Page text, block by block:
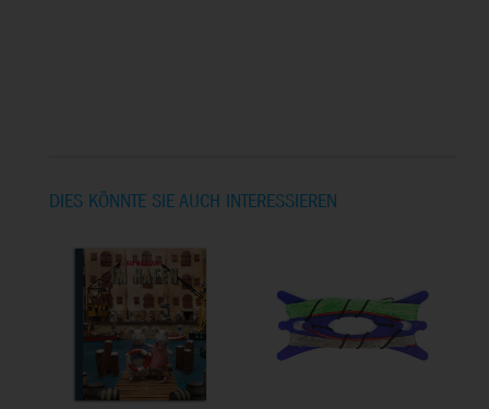
DIES KÖNNTE SIE AUCH INTERESSIEREN